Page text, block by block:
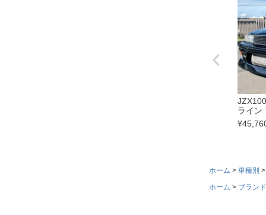
ライン
¥
ホーム
車種別
ホーム
ブラン